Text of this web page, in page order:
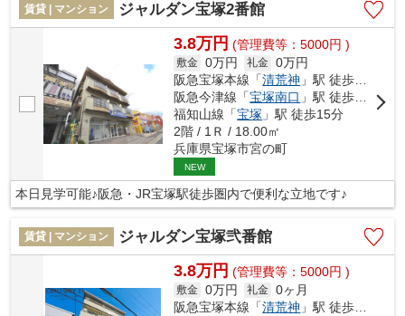
賃貸 | マンション ジャルダン宝塚2番館
3.8万円 (管理費等：5000円 )
敷金 0万円 礼金 0万円
阪急宝塚本線「清荒神 」駅 徒歩7分
阪急今津線「宝塚南口 」駅 徒歩13分
福知山線「宝塚 」駅 徒歩15分
2階 / 1Ｒ / 18.00㎡
兵庫県宝塚市宮の町
NEW
本日見学可能♪阪急・JR宝塚駅徒歩圏内で便利な立地です♪
賃貸 | マンション ジャルダン宝塚弐番館
3.8万円 (管理費等：5000円 )
敷金 0万円 礼金 0ヶ月
阪急宝塚本線「清荒神 」駅 徒歩7分